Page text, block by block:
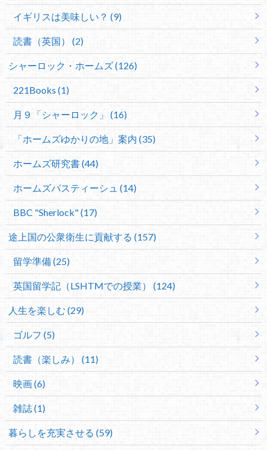
イギリスは美味しい？ (9)
読書（英国） (2)
シャーロック・ホームズ (126)
221Books (1)
月９「シャーロック」 (16)
「ホームズゆかりの地」案内 (35)
ホームズ研究書 (44)
ホームズパスティーシュ (14)
BBC "Sherlock" (17)
途上国の公衆衛生に貢献する (157)
留学準備 (25)
英国留学記（LSHTMでの授業） (124)
人生を楽しむ (29)
ゴルフ (5)
読書（楽しみ） (11)
映画 (6)
雑誌 (1)
暮らしを充実させる (59)